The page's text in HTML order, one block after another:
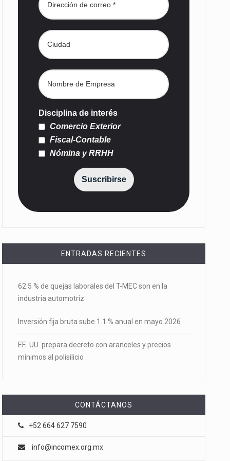
Disciplina de interés
Comercio Exterior
Fiscal-Contable
Nómina y RRHH
Suscribirse
ENTRADAS RECIENTES
62.5 % de quejas laborales del T-MEC son en la
industria automotriz
Inversión fija bruta sube 1.1 % anual en mayo 2026
EE. UU. prepara decreto con aranceles y precios
mínimos al polisilicio
CONTÁCTANOS
+52 664 627 7590
info@incomex.org.mx